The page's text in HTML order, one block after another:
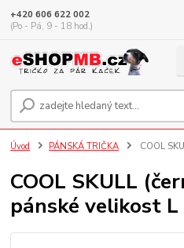
+420 606 622 002
(Po - Pá, 9 - 18 hod.)
Úvod PÁNSKÁ TRIČKA COOL
COOL SKULL
pánské velikost L